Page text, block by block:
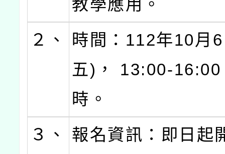
教學應用。
２、
時間：112年10月
五)， 13:00-16:00
時。
３、
報名資訊：即日起